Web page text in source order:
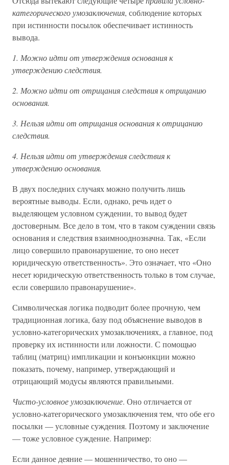
категорического умозаключения, соблюдение которых
при истинности посылок обеспечивает истинность
вывода.
1. Можно идти от утверждения основания к
утверждению следствия.
2. Можно идти от отрицания следствия к отрицанию
основания.
3. Нельзя идти от отрицания основания к отрицанию
следствия.
4. Нельзя идти от утверждения следствия к
утверждению основания.
В двух последних случаях можно получить лишь
вероятные выводы. Если, однако, речь идет о
выделяющем условном суждении, то вывод будет
достоверным. Все дело в том, что в таком суждении связь
основания и следствия взаимнооднозначна. Так, «Если
лицо совершило правонарушение, то оно несет
юридическую ответственность». Это означает, что «Оно
несет юридическую ответственность только в том случае,
если совершило правонарушение».
Символическая логика подводит более прочную, чем
традиционная логика, базу под объяснение выводов в
условно-категорических умозаключениях, а главное, под
проверку их истинности или ложности. С помощью
таблиц (матриц) импликации и конъюнкции можно
показать, почему, например, утверждающий и
отрицающий модусы являются правильными.
Чисто-условное умозаключение. Оно отличается от
условно-категорического умозаключения тем, что обе его
посылки — условные суждения. Поэтому и заключение
— тоже условное суждение. Например:
Если данное деяние — мошенничество, то оно —